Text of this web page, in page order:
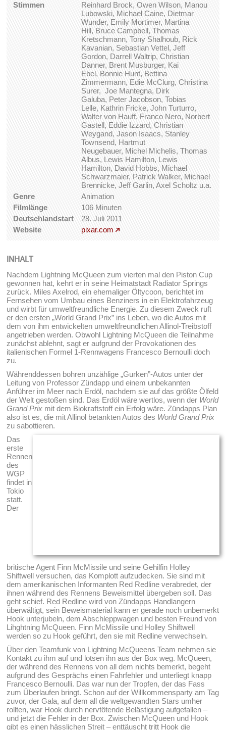
Stimmen
Reinhard Brock, Owen Wilson, Manou
Lubowski, Michael Caine, Dietmar
Wunder, Emily Mortimer, Martina
Hill, Bruce Campbell, Thomas
Kretschmann, Tony Shalhoub, Rick
Kavanian, Sebastian Vettel, Jeff
Gordon, Darrell Waltrip, Christian
Danner, Brent Musburger, Kai
Ebel, Bonnie Hunt, Bettina
Zimmermann, Edie McClurg, Christina
Surer, Joe Mantegna, Dirk
Galuba, Peter Jacobson, Tobias
Lelle, Kathrin Fricke, John Turturro,
Walter von Hauff, Franco Nero, Norbert
Gastell, Eddie Izzard, Christian
Weygand, Jason Isaacs, Stanley
Townsend, Hartmut
Neugebauer, Michel Michelis, Thomas
Albus, Lewis Hamilton, Lewis
Hamilton, David Hobbs, Michael
Schwarzmaier, Patrick Walker, Michael
Brennicke, Jeff Garlin, Axel Scholtz u.a.
Genre
Animation
Filmlänge
106 Minuten
Deutschlandstart
28. Juli 2011
Website
pixar.com
INHALT
Nachdem Lightning McQueen zum vierten mal den Piston Cup
gewonnen hat, kehrt er in seine Heimatstadt Radiator Springs
zurück. Miles Axelrod, ein ehemaliger Öltycoon, berichtet im
Fernsehen vom Umbau eines Benziners in ein Elektrofahrzeug
und wirbt für umweltfreundliche Energie. Zu diesem Zweck ruft
er den ersten „World Grand Prix” ins Leben, wo die Autos mit
dem von ihm entwickelten umweltfreundlichen Allinol-Treibstoff
angetrieben werden. Obwohl Lightning McQueen die Teilnahme
zunächst ablehnt, sagt er aufgrund der Provokationen des
italienischen Formel 1-Rennwagens Francesco Bernoulli doch
zu.
Währenddessen bohren unzählige „Gurken”-Autos unter der
Leitung von Professor Zündapp und einem unbekannten
Anführer im Meer nach Erdöl, nachdem sie auf das größte Ölfeld
der Welt gestoßen sind. Das Erdöl wäre wertlos, wenn der World
Grand Prix mit dem Biokraftstoff ein Erfolg wäre. Zündapps Plan
also ist es, die mit Allinol betankten Autos des World Grand Prix
zu sabottieren.
Das
erste
Rennen
des
WGP
findet in
Tokio
statt.
Der
britische Agent Finn McMissile und seine Gehilfin Holley
Shiftwell versuchen, das Komplott aufzudecken. Sie sind mit
dem amerikanischen Informanten Red Redline verabredet, der
ihnen während des Rennens Beweismittel übergeben soll. Das
geht schief. Red Redline wird von Zündapps Handlangern
überwältigt, sein Beweismaterial kann er gerade noch unbemerkt
Hook unterjubeln, dem Abschleppwagen und besten Freund von
Lihghtning McQueen. Finn McMissile und Holley Shiftwell
werden so zu Hook geführt, den sie mit Redline verwechseln.
Über den Teamfunk von Lightning McQueens Team nehmen sie
Kontakt zu ihm auf und lotsen ihn aus der Box weg. McQueen,
der während des Rennens von all dem nichts bemerkt, begeht
aufgrund des Gesprächs einen Fahrfehler und unterliegt knapp
Francesco Bernoulli. Das war nun der Tropfen, der das Fass
zum Überlaufen bringt. Schon auf der Willkommensparty am Tag
zuvor, der Gala, auf dem all die weltgewandten Stars umher
rollten, war Hook durch nervtötende Belästigung aufgefallen –
und jetzt die Fehler in der Box. Zwischen McQueen und Hook
gibt es einen hässlichen Streit – enttäuscht tritt Hook die